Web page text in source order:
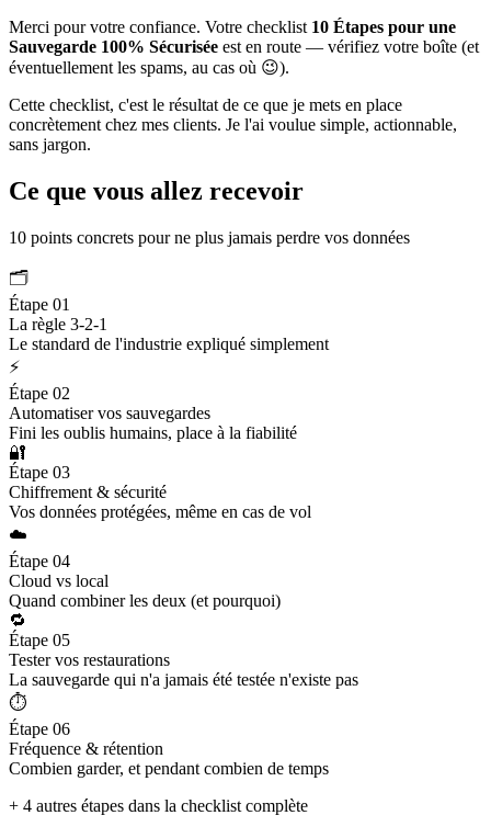
Merci pour votre confiance. Votre checklist 10 Étapes pour une
Sauvegarde 100% Sécurisée est en route — vérifiez votre boîte (et
éventuellement les spams, au cas où 😉).
Cette checklist, c'est le résultat de ce que je mets en place
concrètement chez mes clients. Je l'ai voulue simple, actionnable,
sans jargon.
Ce que vous allez recevoir
10 points concrets pour ne plus jamais perdre vos données
🗂️
Étape 01
La règle 3-2-1
Le standard de l'industrie expliqué simplement
⚡
Étape 02
Automatiser vos sauvegardes
Fini les oublis humains, place à la fiabilité
🔐
Étape 03
Chiffrement & sécurité
Vos données protégées, même en cas de vol
☁️
Étape 04
Cloud vs local
Quand combiner les deux (et pourquoi)
🔁
Étape 05
Tester vos restaurations
La sauvegarde qui n'a jamais été testée n'existe pas
⏱️
Étape 06
Fréquence & rétention
Combien garder, et pendant combien de temps
+ 4 autres étapes dans la checklist complète